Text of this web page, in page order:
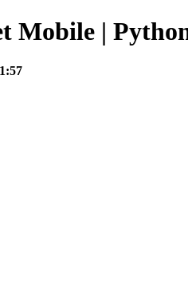
Mobile |